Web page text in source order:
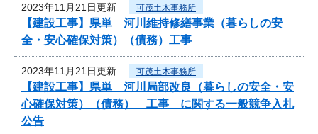
2023年11月21日更新 可茂土木事務所
【建設工事】県単 河川維持修繕事業（暮らしの安
全・安心確保対策）（債務）工事
2023年11月21日更新 可茂土木事務所
【建設工事】県単 河川局部改良（暮らしの安全・安
心確保対策）（債務） 工事 に関する一般競争入札
公告